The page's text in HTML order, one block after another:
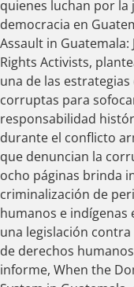
quienes luchan por la
democracia en
Assault in
Rights Activists,
una de las
corruptas para
responsabilidad
durante el conflicto
que denuncian la
ocho páginas brinda
criminalización de
humanos e indígenas
una legislación
de derechos
informe, When the